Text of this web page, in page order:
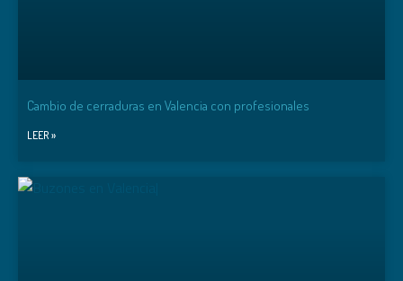
Cambio de cerraduras en Valencia con profesionales
LEER »